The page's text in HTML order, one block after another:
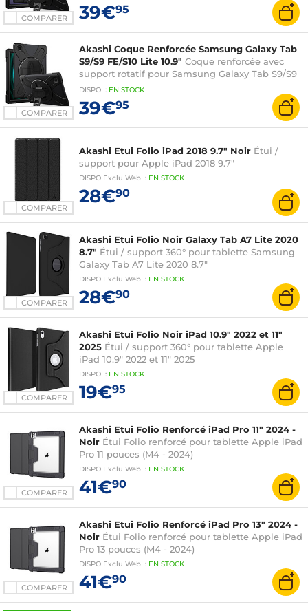
COMPARER 39€95
COMPARER
Akashi Coque Renforcée Samsung Galaxy Tab
S9/S9 FE/S10 Lite 10.9" Coque renforcée avec
support rotatif pour Samsung Galaxy Tab S9/S9
FE/S10 Lite 10.9"
DISPO : EN STOCK
39€95
COMPARER
Akashi Etui Folio iPad 2018 9.7" Noir Étui /
support pour Apple iPad 2018 9.7"
DISPO Exclu Web : EN STOCK
28€90
COMPARER
Akashi Etui Folio Noir Galaxy Tab A7 Lite 2020
8.7" Étui / support 360° pour tablette Samsung
Galaxy Tab A7 Lite 2020 8.7"
DISPO Exclu Web : EN STOCK
28€90
COMPARER
Akashi Etui Folio Noir iPad 10.9" 2022 et 11"
2025 Étui / support 360° pour tablette Apple
iPad 10.9" 2022 et 11" 2025
DISPO : EN STOCK
19€95
COMPARER
Akashi Etui Folio Renforcé iPad Pro 11" 2024 -
Noir Étui Folio renforcé pour tablette Apple iPad
Pro 11 pouces (M4 - 2024)
DISPO Exclu Web : EN STOCK
41€90
COMPARER
Akashi Etui Folio Renforcé iPad Pro 13" 2024 -
Noir Étui Folio renforcé pour tablette Apple iPad
Pro 13 pouces (M4 - 2024)
DISPO Exclu Web : EN STOCK
41€90